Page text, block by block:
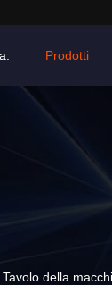
Prodotti
della